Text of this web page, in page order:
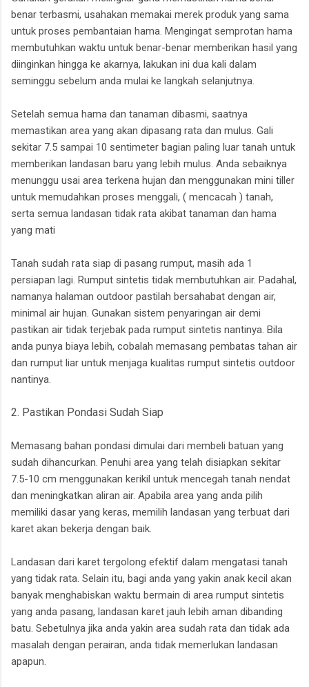
benar terbasmi, usahakan memakai merek produk yang sama
untuk proses pembantaian hama. Mengingat semprotan hama
membutuhkan waktu untuk benar-benar memberikan hasil yang
diinginkan hingga ke akarnya, lakukan ini dua kali dalam
seminggu sebelum anda mulai ke langkah selanjutnya.
Setelah semua hama dan tanaman dibasmi, saatnya
memastikan area yang akan dipasang rata dan mulus. Gali
sekitar 7.5 sampai 10 sentimeter bagian paling luar tanah untuk
memberikan landasan baru yang lebih mulus. Anda sebaiknya
menunggu usai area terkena hujan dan menggunakan mini tiller
untuk memudahkan proses menggali, ( mencacah ) tanah,
serta semua landasan tidak rata akibat tanaman dan hama
yang mati
Tanah sudah rata siap di pasang rumput, masih ada 1
persiapan lagi. Rumput sintetis tidak membutuhkan air. Padahal,
namanya halaman outdoor pastilah bersahabat dengan air,
minimal air hujan. Gunakan sistem penyaringan air demi
pastikan air tidak terjebak pada rumput sintetis nantinya. Bila
anda punya biaya lebih, cobalah memasang pembatas tahan air
dan rumput liar untuk menjaga kualitas rumput sintetis outdoor
nantinya.
2. Pastikan Pondasi Sudah Siap
Memasang bahan pondasi dimulai dari membeli batuan yang
sudah dihancurkan. Penuhi area yang telah disiapkan sekitar
7.5-10 cm menggunakan kerikil untuk mencegah tanah nendat
dan meningkatkan aliran air. Apabila area yang anda pilih
memiliki dasar yang keras, memilih landasan yang terbuat dari
karet akan bekerja dengan baik.
Landasan dari karet tergolong efektif dalam mengatasi tanah
yang tidak rata. Selain itu, bagi anda yang yakin anak kecil akan
banyak menghabiskan waktu bermain di area rumput sintetis
yang anda pasang, landasan karet jauh lebih aman dibanding
batu. Sebetulnya jika anda yakin area sudah rata dan tidak ada
masalah dengan perairan, anda tidak memerlukan landasan
apapun.